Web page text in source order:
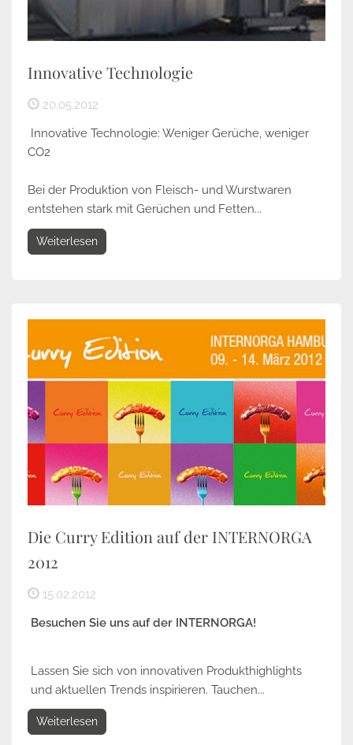
Innovative Technologie
20.05.2012
Innovative Technologie: Weniger Gerüche, weniger
CO2
Bei der Produktion von Fleisch- und Wurstwaren
entstehen stark mit Gerüchen und Fetten...
Weiterlesen
Die Curry Edition auf der INTERNORGA
2012
15.02.2012
Besuchen Sie uns auf der INTERNORGA!
Lassen Sie sich von innovativen Produkthighlights
und aktuellen Trends inspirieren. Tauchen...
Weiterlesen